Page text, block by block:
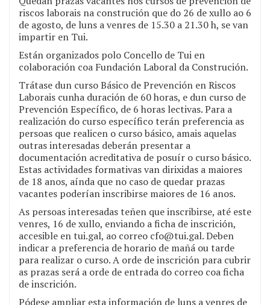
riscos laborais na construción que do 26 de xullo ao 6
de agosto, de luns a venres de 15.30 a 21.30 h, se van
impartir en Tui.
Están organizados polo Concello de Tui en
colaboración coa Fundación Laboral da Construción.
Trátase dun curso Básico de Prevención en Riscos
Laborais cunha duración de 60 horas, e dun curso de
Prevención Específico, de 6 horas lectivas. Para a
realización do curso específico terán preferencia as
persoas que realicen o curso básico, amais aquelas
outras interesadas deberán presentar a
documentación acreditativa de posuír o curso básico.
Estas actividades formativas van dirixidas a maiores
de 18 anos, aínda que no caso de quedar prazas
vacantes poderían inscribirse maiores de 16 anos.
As persoas interesadas teñen que inscribirse, até este
venres, 16 de xullo, enviando a ficha de inscrición,
accesible en tui.gal, ao correo cfo@tui.gal. Deben
indicar a preferencia de horario de mañá ou tarde
para realizar o curso. A orde de inscrición para cubrir
as prazas será a orde de entrada do correo coa ficha
de inscrición.
Pódese ampliar esta información de luns a venres de